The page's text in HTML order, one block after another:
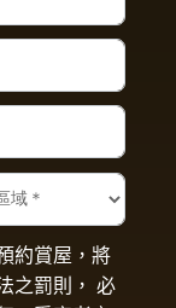
約賞屋，將
之罰則， 必